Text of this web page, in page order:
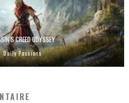
CREED ODYSSEY
Daily Passions